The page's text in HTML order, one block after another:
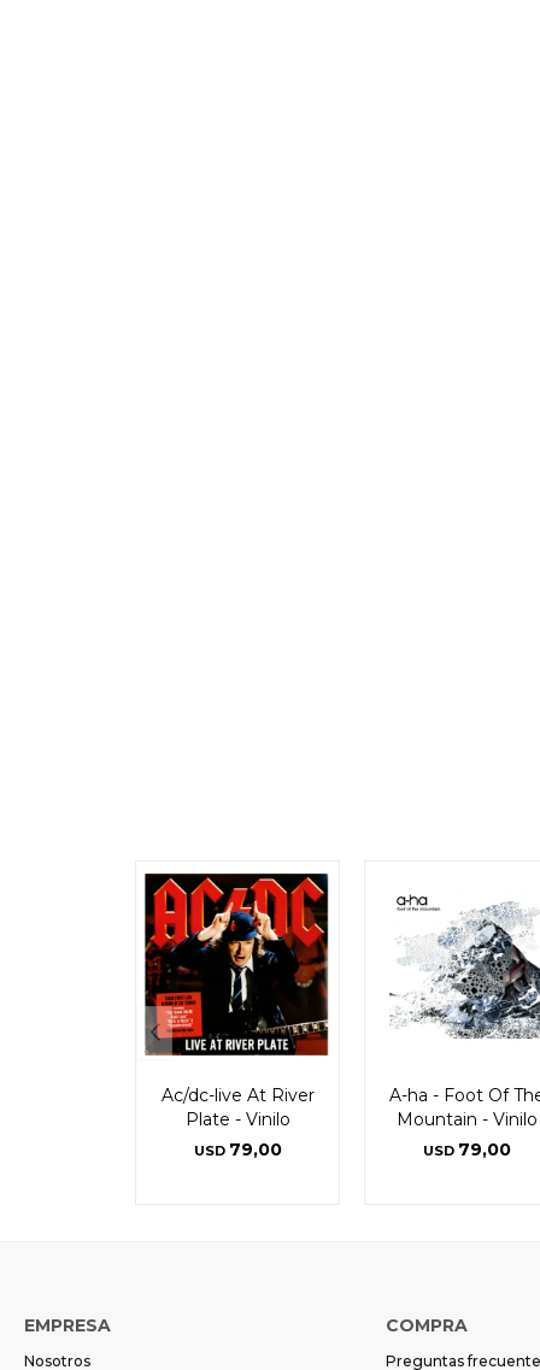
Ac/dc-live At River
Plate - Vinilo
USD 79,00
A-ha - Foot Of
Mountain - Vinilo
USD 79,00
EMPRESA
Nosotros
COMPRA
Preguntas